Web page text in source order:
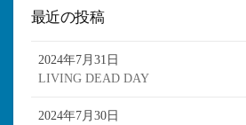
最近の投稿
2024年7月31日
LIVING DEAD DAY
2024年7月30日